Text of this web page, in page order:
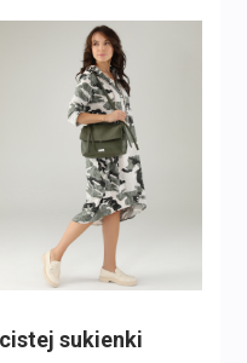
sukienki